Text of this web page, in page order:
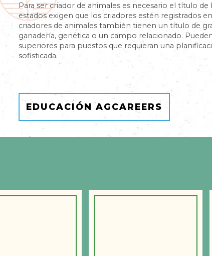
Para ser criador de animales es necesario el título
estados exigen que los criadores estén registrados
criadores de animales también tienen un título de
ganadería, genética o un campo relacionado.
superiores para puestos que requieran una
sofisticada.
EDUCACIÓN AGCAREERS